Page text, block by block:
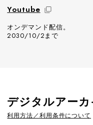
Youtube
オンデマンド配信。
2030/10/2まで
デジタルアー
利用方法／利用条件について